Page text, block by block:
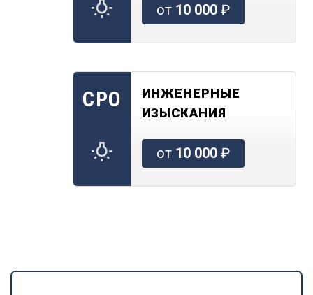
от 10 000₽
СРО
ИНЖЕНЕРНЫЕ
ИЗЫСКАНИЯ
от 10 000₽